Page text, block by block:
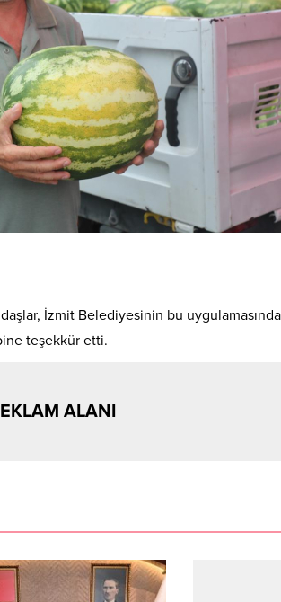
İzmit Belediyesinin bu
teşekkür etti.
ALANI